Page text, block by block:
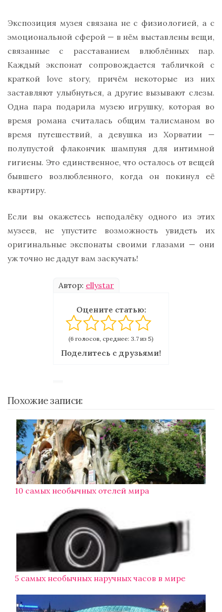
Экспозиция музея связана не с физиологией, а с
эмоциональной сферой — в нём выставлены вещи,
связанные с расставанием влюблённых пар.
Каждый экспонат сопровождается табличкой с
краткой love story, причём некоторые из них
заставляют улыбнуться, а другие вызывают слезы.
Одна пара подарила музею игрушку, которая во
время романа считалась общим талисманом во
время путешествий, а девушка из Хорватии —
полупустой флакончик шампуня для интимной
гигиены. Это единственное, что осталось от вещей
бывшего возлюбленного, когда он покинул её
квартиру.
Если вы окажетесь неподалёку одного из этих
музеев, не упустите возможность увидеть их
оригинальные экспонаты своими глазами — они
уж точно не дадут вам заскучать!
Автор: ellystar
Оцените статью:
(6 голосов, среднее: 3.7 из 5)
Поделитесь с друзьями!
Похожие записи:
10 самых необычных отелей мира
5 самых необычных наручных часов в мире